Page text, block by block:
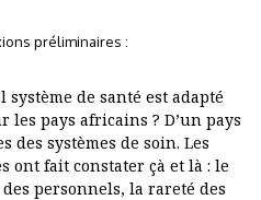
préliminaires :
système de santé est adapté
les pays africains ? D’un pays
des systèmes de soin. Les
ont fait constater çà et là : le
personnels, la rareté des